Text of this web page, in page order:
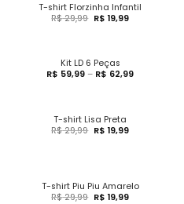
T-shirt Florzinha Infantil
R$29,99 R$ 19,99
Kit LD 6 Peças
R$ 59,99 – R$ 62,99
T-shirt Lisa Preta
R$29,99 R$ 19,99
T-shirt Piu Piu Amarelo
R$29,99 R$ 19,99